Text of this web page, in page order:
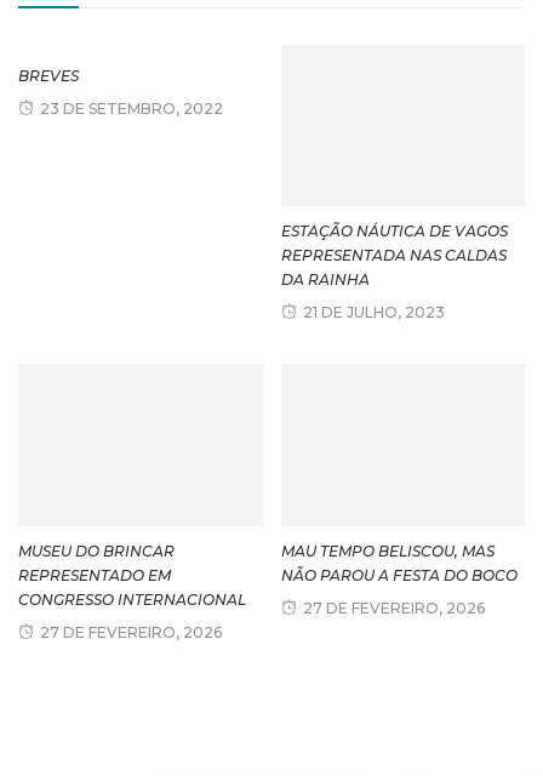
BREVES
23 DE SETEMBRO, 2022
ESTAÇÃO NÁUTICA DE VAGOS
REPRESENTADA NAS CALDAS
DA RAINHA
21 DE JULHO, 2023
MUSEU DO BRINCAR
REPRESENTADO EM
CONGRESSO INTERNACIONAL
27 DE FEVEREIRO, 2026
MAU TEMPO BELISCOU, MAS
NÃO PAROU A FESTA DO BOCO
27 DE FEVEREIRO, 2026